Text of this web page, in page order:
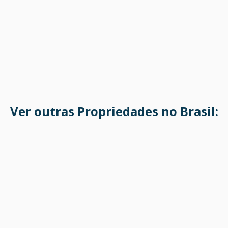
Ver outras Propriedades no Brasil: